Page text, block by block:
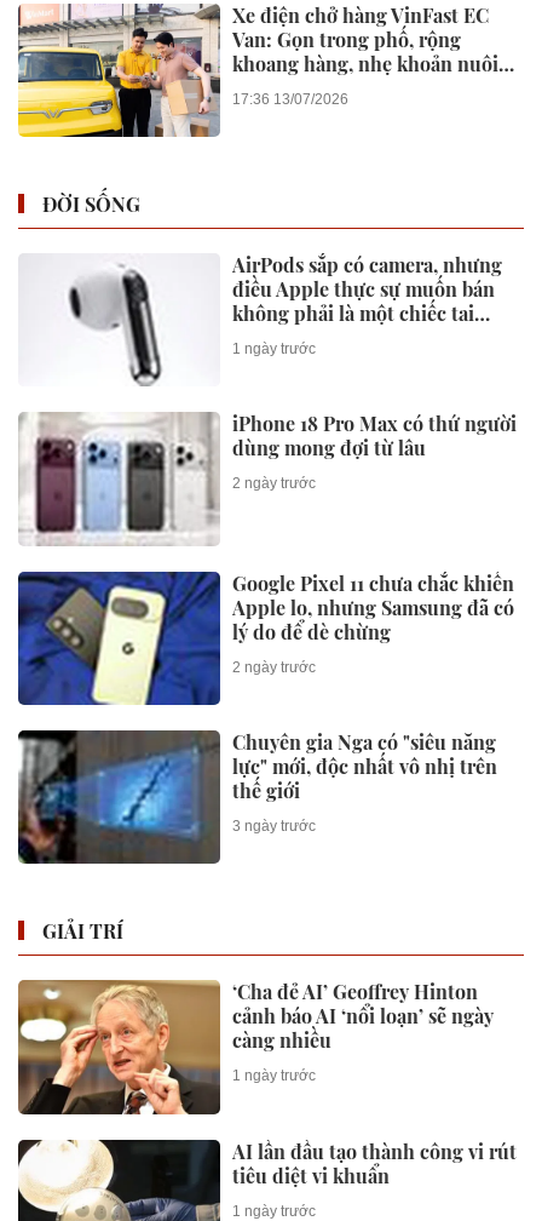
Xe điện chở hàng VinFast EC
Van: Gọn trong phố, rộng
khoang hàng, nhẹ khoản nuôi
xe
17:36 13/07/2026
ĐỜI SỐNG
AirPods sắp có camera, nhưng
điều Apple thực sự muốn bán
không phải là một chiếc tai
nghe
1 ngày trước
iPhone 18 Pro Max có thứ người
dùng mong đợi từ lâu
2 ngày trước
Google Pixel 11 chưa chắc khiến
Apple lo, nhưng Samsung đã có
lý do để dè chừng
2 ngày trước
Chuyên gia Nga có "siêu năng
lực" mới, độc nhất vô nhị trên
thế giới
3 ngày trước
GIẢI TRÍ
‘Cha đẻ AI’ Geoffrey Hinton
cảnh báo AI ‘nổi loạn’ sẽ ngày
càng nhiều
1 ngày trước
AI lần đầu tạo thành công vi rút
tiêu diệt vi khuẩn
1 ngày trước